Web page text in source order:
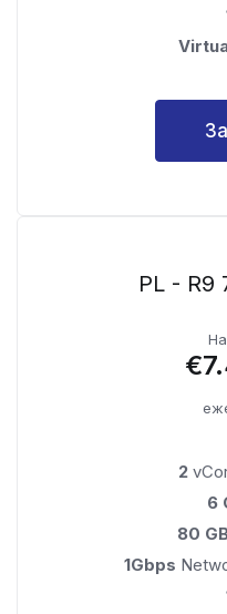
PL - R9
2
6
80
1Gbps